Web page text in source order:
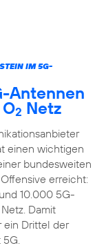
IM 5G-
Antennen
2 Netz
einen wichtigen
bundesweiten
erreicht:
10.000 5G-
Damit
Drittel der